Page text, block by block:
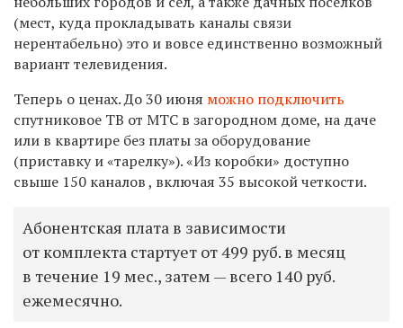
(мест, куда прокладывать каналы связи
нерентабельно) это и вовсе единственно возможный
вариант телевидения.
Теперь о ценах. До 30 июня можно подключить
спутниковое ТВ от МТС в загородном доме, на даче
или в квартире без платы за оборудование
(приставку и «тарелку»). «Из коробки» доступно
свыше 150 каналов , включая 35 высокой четкости.
Абонентская плата в зависимости
от комплекта стартует от 499 руб. в месяц
в течение 19 мес., затем — всего 140 руб.
ежемесячно.